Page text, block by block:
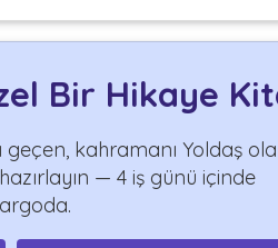
Bir Hikaye
geçen, kahramanı Yoldaş
— 4 iş günü içinde